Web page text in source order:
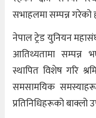
सभाहलमा सम्पन्न गरेको
नेपाल ट्रेड युनियन
आतिथ्यतामा सम्पन्न
स्थापित विशेष गरि
समसामयिक
प्रतिनिधिहरूको बाक्लो